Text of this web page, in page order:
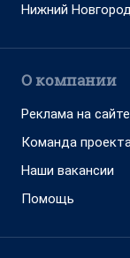
Нижний Новгород
О компании
Реклама на сайте
Команда
Наши вакансии
Помощь